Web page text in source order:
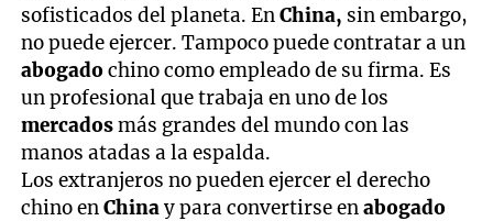
sofisticados del planeta. EnChina, sin embargo,
no puede ejercer. Tampoco puede contratar a un
abogadochino como empleado de su firma. Es
un profesional que trabaja en uno de los
mercadosmás grandes del mundo con las
manos atadas a la espalda.
Los extranjeros no pueden ejercer el derecho
chino enChinay para convertirse enabogado